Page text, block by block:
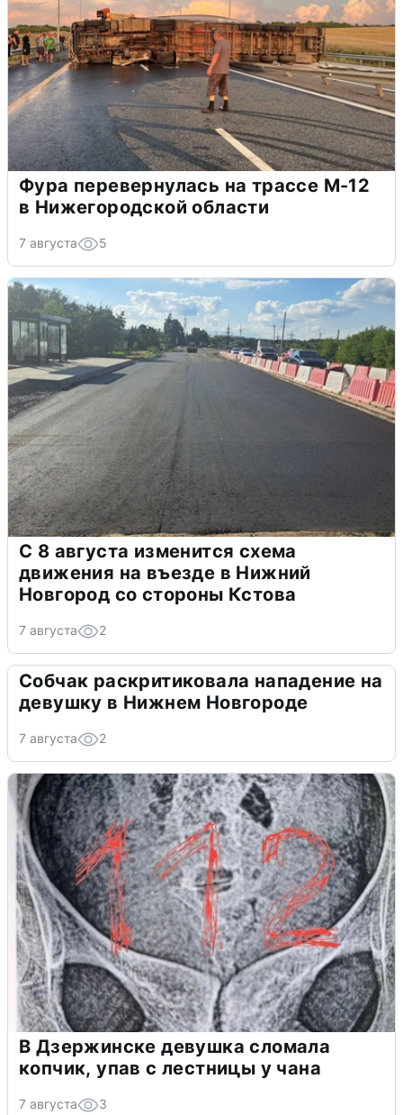
Фура перевернулась на трассе М-12
в Нижегородской области
7 августа 5
С 8 августа изменится схема
движения на въезде в Нижний
Новгород со стороны Кстова
7 августа 2
Собчак раскритиковала нападение на
девушку в Нижнем Новгороде
7 августа 2
В Дзержинске девушка сломала
копчик, упав с лестницы у чана
7 августа 3